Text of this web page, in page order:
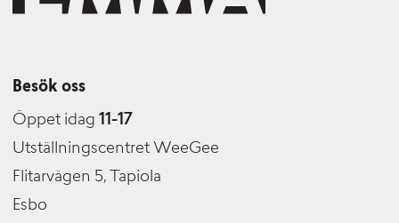
Besök oss
Öppet idag 11-17
Utställningscentret WeeGee
Flitarvägen 5, Tapiola
Esbo